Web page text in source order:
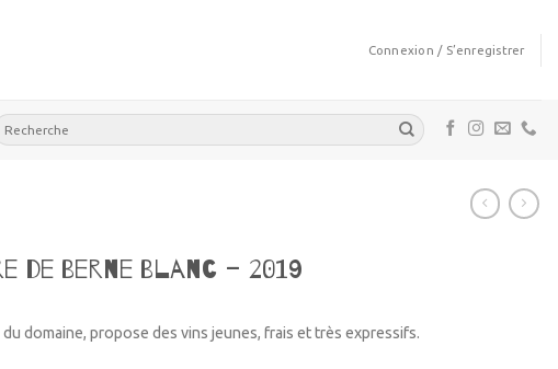
Connexion / S’enregistrer
:
de Berne Blanc – 2019
domaine, propose des vins jeunes, frais et très expressifs.